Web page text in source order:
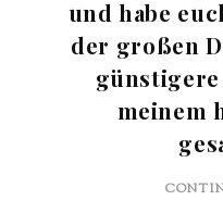
und habe
der großen
meinem